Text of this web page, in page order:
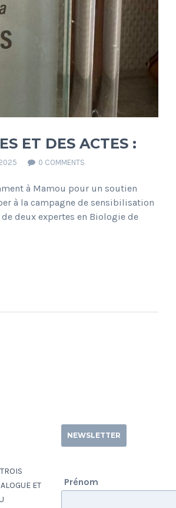
ET DES ACTES :
0 COMMENTS
à Mamou pour un soutien
à la campagne de sensibilisation
deux expertes en Biologie de
ET
NEWSLETTER
Prénom